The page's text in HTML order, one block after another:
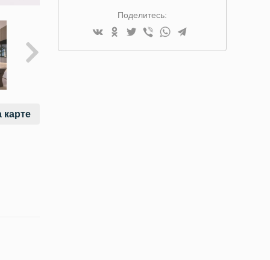
карте
Поделитесь: